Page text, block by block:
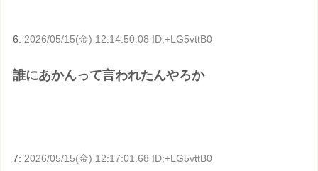
6:2026/05/15(金) 12:14:50.08 ID:+LG5vttB0
誰にあかんって言われたんやろか
7: 2026/05/15(金) 12:17:01.68 ID:+LG5vttB0